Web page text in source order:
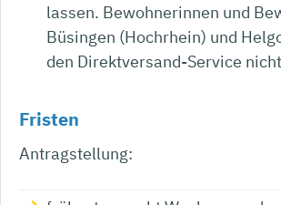
lassen. Bewohnerinnen und
Büsingen (Hochrhein) und
den Direktversand-Service
Fristen
Antragstellung: